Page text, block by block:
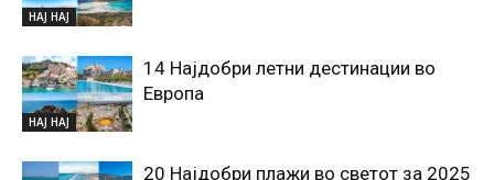
НАЈ НАЈ
НАЈ НАЈ
14 Најдобри летни дестинации во
Европа
20 Најдобри плажи во светот за 2025